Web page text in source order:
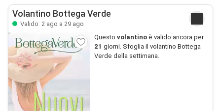
Volantino Bottega Verde
Valido: 2 ago a 29 ago
Questo volantinoè valido ancora per
21 giorni. Sfoglia il volantino Bottega
Verde della settimana.